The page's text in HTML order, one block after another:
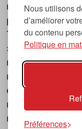
Nous utilisons
d’améliorer
du contenu
Politique en
Préférences
musique et les
première
Tsugi en
», ce qui
magazine, à
musicales,
électronique, du
nouveaux
musique.